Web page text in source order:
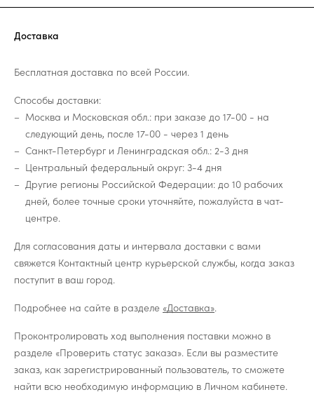
Доставка
Бесплатная доставка по всей России.
Способы доставки:
Москва и Московская обл.: при заказе до 17-00 - на
следующий день, после 17-00 - через 1 день
Санкт-Петербург и Ленинградская обл.: 2-3 дня
Центральный федеральный округ: 3-4 дня
Другие регионы Российской Федерации: до 10 рабочих
дней, более точные сроки уточняйте, пожалуйста в чат-
центре.
Для согласования даты и интервала доставки с вами
свяжется Контактный центр курьерской службы, когда заказ
поступит в ваш город.
Подробнее на сайте в разделе «Доставка».
Проконтролировать ход выполнения поставки можно в
разделе «Проверить статус заказа». Если вы разместите
заказ, как зарегистрированный пользователь, то сможете
найти всю необходимую информацию в Личном кабинете.